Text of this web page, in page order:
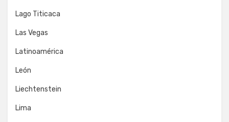
Lago Titicaca
Las Vegas
Latinoamérica
León
Liechtenstein
Lima